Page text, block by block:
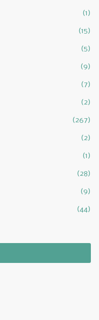
(1)
(15)
(5)
(9)
(7)
(2)
(267)
(2)
(1)
(28)
(9)
(44)